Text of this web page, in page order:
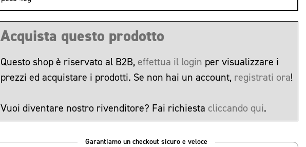
Acquista questo prodotto
Questo shop è riservato al B2B, effettua il login per visualizzare i
prezzi ed acquistare i prodotti. Se non hai un account, registrati ora!
Vuoi diventare nostro rivenditore? Fai richiesta cliccando qui.
Garantiamo un checkout sicuro e veloce